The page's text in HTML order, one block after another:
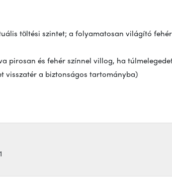
töltési szintet; a folyamatosan világító
pirosan és fehér színnel villog, ha
visszatér a biztonságos tartományba)